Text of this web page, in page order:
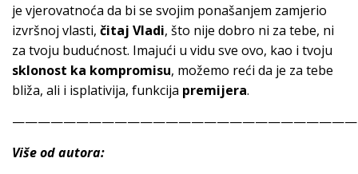
je vjerovatnoća da bi se svojim ponašanjem zamjerio
izvršnoj vlasti, čitaj Vladi, što nije dobro ni za tebe, ni
za tvoju budućnost. Imajući u vidu sve ovo, kao i tvoju
sklonost ka kompromisu, možemo reći da je za tebe
bliža, ali i isplativija, funkcija premijera.
Više od autora: